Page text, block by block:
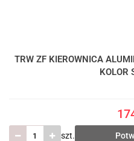
TRW ZF KIEROWNICA
KOLOR
szt.